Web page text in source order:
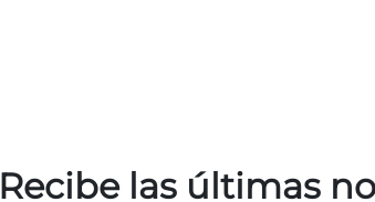
Recibe las últimas